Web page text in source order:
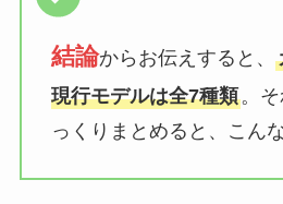
結論からお伝えすると、
現行モデルは全7種類。
っくりまとめると、こん